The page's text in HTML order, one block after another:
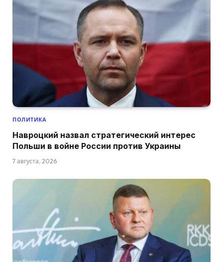
ПОЛИТИКА
Навроцкий назвал стратегический интерес
Польши в войне России против Украины
7 августа, 2026